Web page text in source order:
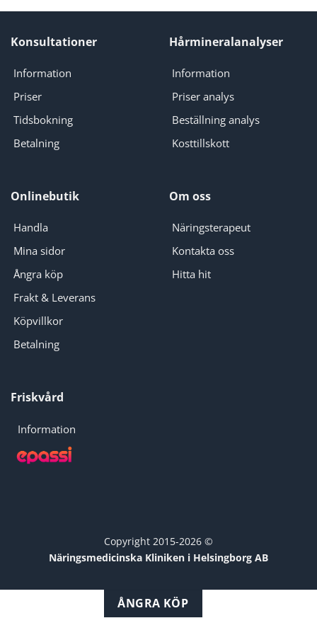
Konsultationer
Information
Priser
Tidsbokning
Betalning
Hårmineralanalyser
Information
Priser analys
Beställning analys
Kosttillskott
Onlinebutik
Handla
Mina sidor
Ångra köp
Frakt & Leverans
Köpvillkor
Betalning
Om oss
Näringsterapeut
Kontakta oss
Hitta hit
Friskvård
Information
Copyright 2015-2026 ©
Näringsmedicinska Kliniken i Helsingborg AB
ÅNGRA KÖP